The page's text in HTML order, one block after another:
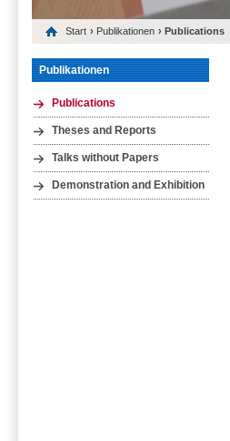
Start › Publikationen › Publications
Publikationen
Publications
Theses and Reports
Talks without Papers
Demonstration and Exhibition